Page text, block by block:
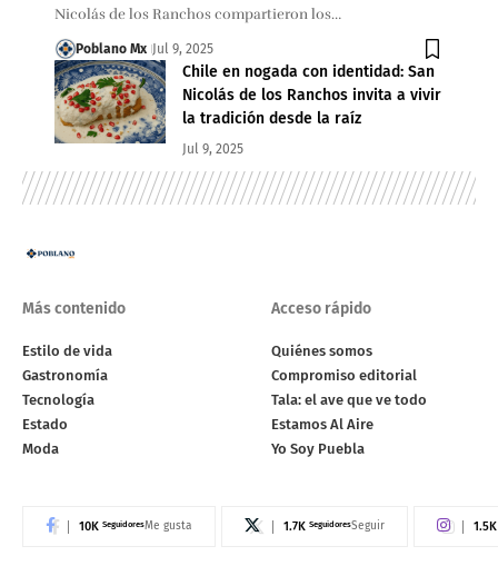
Nicolás de los Ranchos compartieron los…
Poblano Mx Jul 9, 2025
Chile en nogada con identidad: San
Nicolás de los Ranchos invita a vivir
la tradición desde la raíz
Jul 9, 2025
Más contenido
Estilo de vida
Gastronomía
Tecnología
Estado
Moda
Acceso rápido
Quiénes somos
Compromiso editorial
Tala: el ave que ve todo
Estamos Al Aire
Yo Soy Puebla
10K SeguidoresMe gusta 1.7K SeguidoresSeguir 1.5K